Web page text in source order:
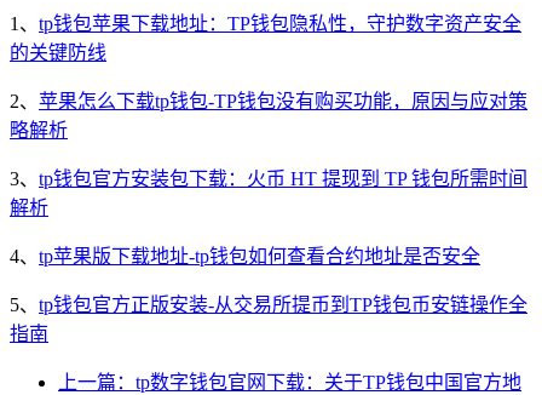
1、 tp钱包苹果下载地址：TP钱包隐私性，守护数字资产安全
的关键防线
2、 苹果怎么下载tp钱包-TP钱包没有购买功能，原因与应对策
略解析
3、 tp钱包官方安装包下载：火币 HT 提现到 TP 钱包所需时间
解析
4、 tp苹果版下载地址-tp钱包如何查看合约地址是否安全
5、 tp钱包官方正版安装-从交易所提币到TP钱包币安链操作全
指南
上一篇：tp数字钱包官网下载：关于TP钱包中国官方地